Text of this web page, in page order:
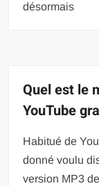
désormais
Quel est le
YouTube
Habitué de
donné voulu
version MP3